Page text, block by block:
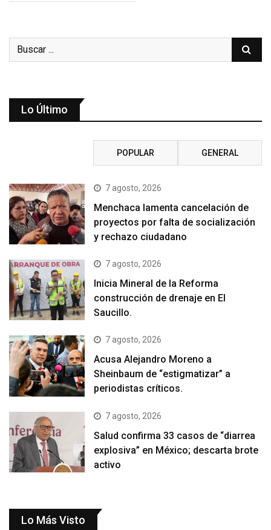
Lo Último
POPULAR GENERAL
7 agosto, 2026
Menchaca lamenta cancelación de
proyectos por falta de socialización
y rechazo ciudadano
7 agosto, 2026
Inicia Mineral de la Reforma
construcción de drenaje en El
Saucillo.
7 agosto, 2026
Acusa Alejandro Moreno a
Sheinbaum de “estigmatizar” a
periodistas críticos.
7 agosto, 2026
Salud confirma 33 casos de “diarrea
explosiva” en México; descarta brote
activo
Lo Más Visto